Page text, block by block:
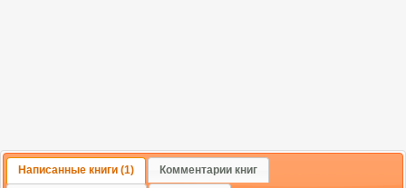
Написанные книги (1) Комментарии книг